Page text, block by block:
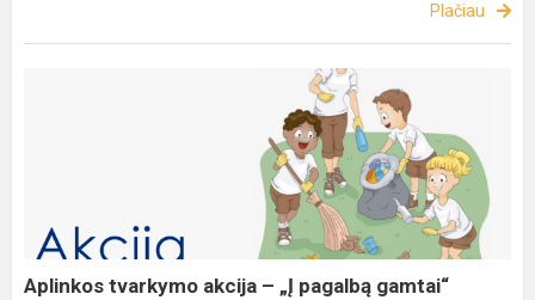
Plačiau
Aplinkos tvarkymo akcija – „Į pagalbą gamtai“